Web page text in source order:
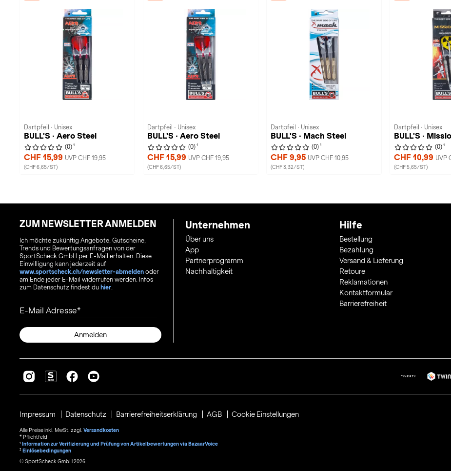
Dartpfeil · Unisex
BULL'S · Aero Steel
(0) 1
CHF 15,99 UVP CHF 19,95
(CHF 6,65/ST)
Dartpfeil · Unisex
BULL'S · Aero Steel
(0) 1
CHF 15,99 UVP CHF 19,95
(CHF 6,65/ST)
Dartpfeil · Unisex
BULL'S · Mach Steel
(0) 1
CHF 9,95 UVP CHF 10,95
(CHF 3,32/ST)
Dartpfeil · Unisex
BULL'S ·
(0) 1
CHF 10,99 UVP
(CHF 5,65/ST)
ZUM NEWSLETTER ANMELDEN
Ich möchte zukünftig Angebote, Gutscheine,
Trends und Bewertungsanfragen von der
SportScheck GmbH per E-Mail erhalten. Diese
Einwilligung kann jederzeit auf
www.sportscheck.ch/newsletter-abmelden oder
am Ende jeder E-Mail widerrufen werden. Infos
zum Datenschutz findest du hier.
E-Mail Adresse
Anmelden
Unternehmen
Über uns
App
Partnerprogramm
Nachhaltigkeit
Hilfe
Bestellung
Bezahlung
Versand & Lieferung
Retoure
Reklamationen
Kontaktformular
Barrierefreiheit
Impressum Datenschutz Barrierefreiheitserklärung AGB Cookie Einstellungen
Alle Preise inkl. MwSt. zzgl. Versandkosten
* Pflichtfeld
1 Information zur Verifizierung und Prüfung von Artikelbewertungen via BazaarVoice
² Einlösebedingungen
© SportScheck GmbH 2026